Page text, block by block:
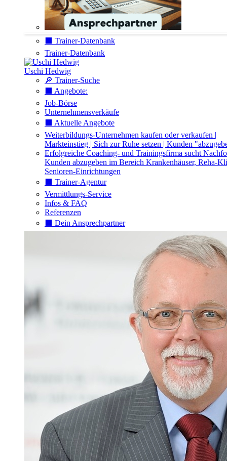
⬛️ Trainer-Datenbank
Trainer-Datenbank
Uschi Hedwig
🔎 Trainer-Suche
⬛️ Angebote:
Job-Börse
Unternehmensverkäufe
⬛️ Aktuelle Angebote
Weiterbildungs-Unternehmen kaufen oder verkaufen |
Markteinstieg | Sich zur Ruhe setzen | Kunden
Erfolgreiche Coaching- und Trainingsfirma sucht
Kunden abzugeben im Bereich Krankenhäuser, Reha-
Senioren-Einrichtungen
⬛️ Trainer-Agentur
Vermittlungs-Service
Infos & FAQ
Referenzen
⬛️ Dein Ansprechpartner